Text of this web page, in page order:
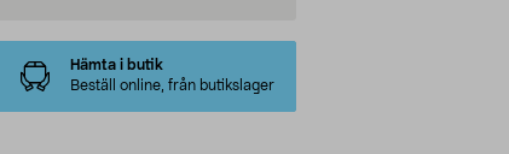
Hämta i butik
Beställ online, från butikslager